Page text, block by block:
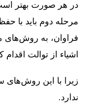
در هر صورت بهتر
مرحله دوم باید با
فراوان، به
اشیاء از توالت اقدام
زیرا با این روش‌های
ندارد.